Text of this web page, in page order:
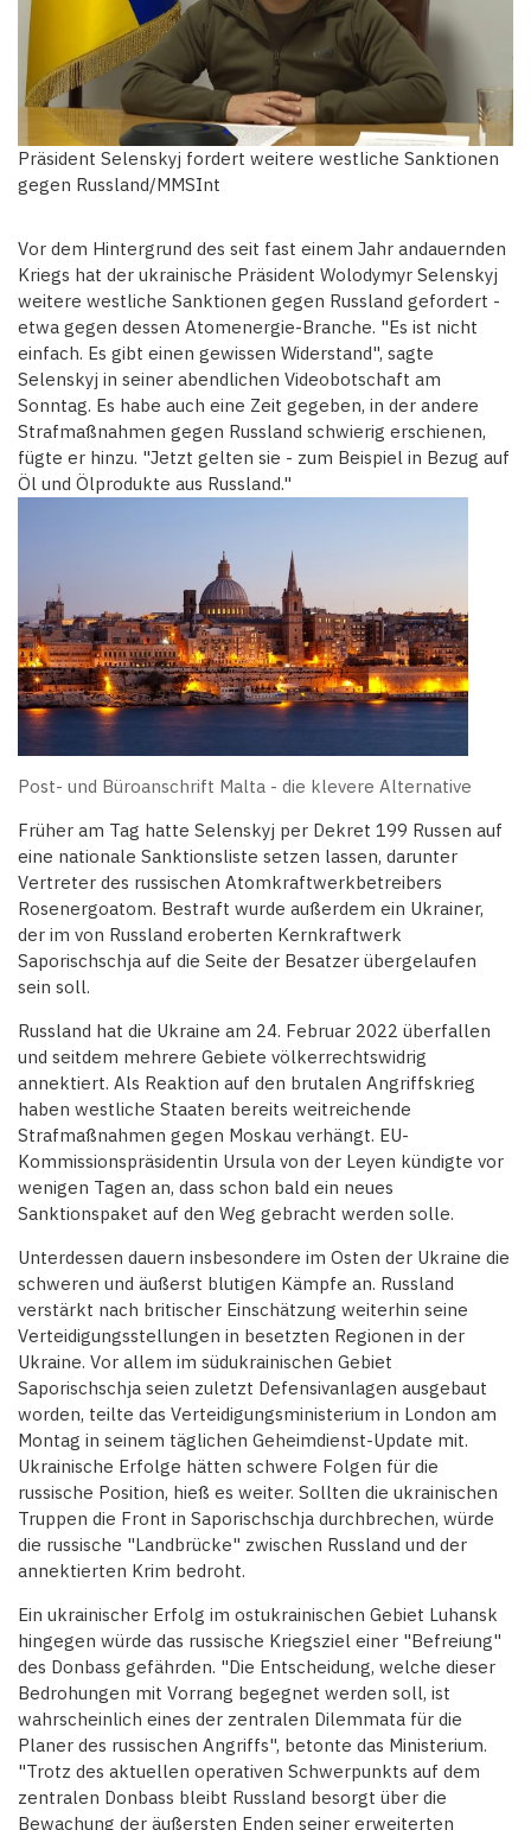
Präsident Selenskyj fordert weitere westliche Sanktionen
gegen Russland/MMSInt
Vor dem Hintergrund des seit fast einem Jahr andauernden
Kriegs hat der ukrainische Präsident Wolodymyr Selenskyj
weitere westliche Sanktionen gegen Russland gefordert -
etwa gegen dessen Atomenergie-Branche. "Es ist nicht
einfach. Es gibt einen gewissen Widerstand", sagte
Selenskyj in seiner abendlichen Videobotschaft am
Sonntag. Es habe auch eine Zeit gegeben, in der andere
Strafmaßnahmen gegen Russland schwierig erschienen,
fügte er hinzu. "Jetzt gelten sie - zum Beispiel in Bezug auf
Öl und Ölprodukte aus Russland."
Post- und Büroanschrift Malta - die klevere Alternative
Früher am Tag hatte Selenskyj per Dekret 199 Russen auf
eine nationale Sanktionsliste setzen lassen, darunter
Vertreter des russischen Atomkraftwerkbetreibers
Rosenergoatom. Bestraft wurde außerdem ein Ukrainer,
der im von Russland eroberten Kernkraftwerk
Saporischschja auf die Seite der Besatzer übergelaufen
sein soll.
Russland hat die Ukraine am 24. Februar 2022 überfallen
und seitdem mehrere Gebiete völkerrechtswidrig
annektiert. Als Reaktion auf den brutalen Angriffskrieg
haben westliche Staaten bereits weitreichende
Strafmaßnahmen gegen Moskau verhängt. EU-
Kommissionspräsidentin Ursula von der Leyen kündigte vor
wenigen Tagen an, dass schon bald ein neues
Sanktionspaket auf den Weg gebracht werden solle.
Unterdessen dauern insbesondere im Osten der Ukraine die
schweren und äußerst blutigen Kämpfe an. Russland
verstärkt nach britischer Einschätzung weiterhin seine
Verteidigungsstellungen in besetzten Regionen in der
Ukraine. Vor allem im südukrainischen Gebiet
Saporischschja seien zuletzt Defensivanlagen ausgebaut
worden, teilte das Verteidigungsministerium in London am
Montag in seinem täglichen Geheimdienst-Update mit.
Ukrainische Erfolge hätten schwere Folgen für die
russische Position, hieß es weiter. Sollten die ukrainischen
Truppen die Front in Saporischschja durchbrechen, würde
die russische "Landbrücke" zwischen Russland und der
annektierten Krim bedroht.
Ein ukrainischer Erfolg im ostukrainischen Gebiet Luhansk
hingegen würde das russische Kriegsziel einer "Befreiung"
des Donbass gefährden. "Die Entscheidung, welche dieser
Bedrohungen mit Vorrang begegnet werden soll, ist
wahrscheinlich eines der zentralen Dilemmata für die
Planer des russischen Angriffs", betonte das Ministerium.
"Trotz des aktuellen operativen Schwerpunkts auf dem
zentralen Donbass bleibt Russland besorgt über die
Bewachung der äußersten Enden seiner erweiterten